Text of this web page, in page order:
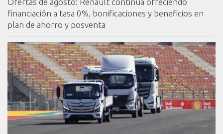
financiación a tasa 0%, bonificaciones y beneficios en
plan de ahorro y posventa